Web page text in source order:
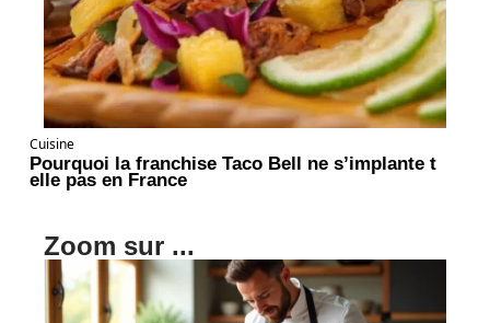
Cuisine
Pourquoi la franchise Taco Bell ne s’implante t
elle pas en France
Zoom sur ...